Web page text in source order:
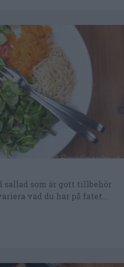
sallad som är gott tillbehör
vad du har på fatet...